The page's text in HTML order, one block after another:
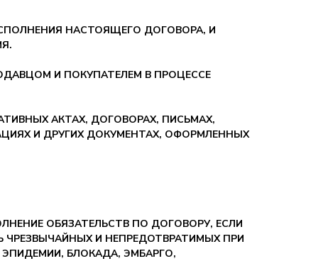
НАСТОЯЩЕГО ДОГОВОРА, И
И ПОКУПАТЕЛЕМ В ПРОЦЕССЕ
АКТАХ, ДОГОВОРАХ, ПИСЬМАХ,
И ДРУГИХ ДОКУМЕНТАХ, ОФОРМЛЕННЫХ
ОБЯЗАТЕЛЬСТВ ПО ДОГОВОРУ, ЕСЛИ
И НЕПРЕДОТВРАТИМЫХ ПРИ
БЛОКАДА, ЭМБАРГО,